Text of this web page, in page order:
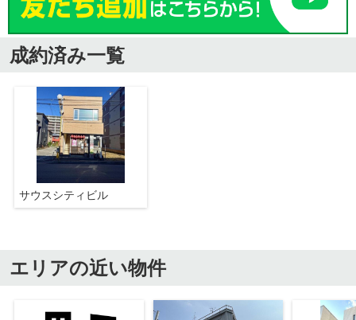
成約済み一覧
サウスシティビル
エリアの近い物件